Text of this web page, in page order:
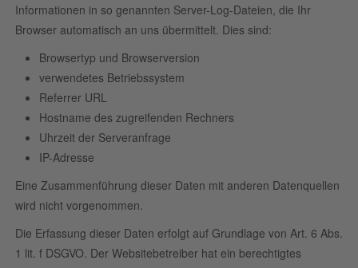
Informationen in so genannten Server-Log-Dateien, die Ihr
Browser automatisch an uns übermittelt. Dies sind:
Browsertyp und Browserversion
verwendetes Betriebssystem
Referrer URL
Hostname des zugreifenden Rechners
Uhrzeit der Serveranfrage
IP-Adresse
Eine Zusammenführung dieser Daten mit anderen Datenquellen
wird nicht vorgenommen.
Die Erfassung dieser Daten erfolgt auf Grundlage von Art. 6 Abs.
1 lit. f DSGVO. Der Websitebetreiber hat ein berechtigtes